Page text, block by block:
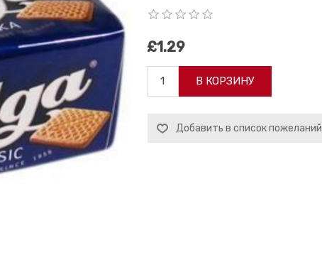
£1.29
В КОРЗИНУ
Добавить в список пожеланий